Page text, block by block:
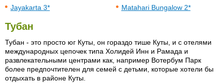
Jayakarta 3*
Matahari Bungalow 2*
Тубан
Тубан - это просто юг Куты, он гораздо тише Куты, и с отелями
международных цепочек типа Холидей Инн и Рамада и
развлекательными центрами как, например Вотербум Парк
более предпочтителен для семей с детьми, которые хотели бы
отдыхать в районе Куты.